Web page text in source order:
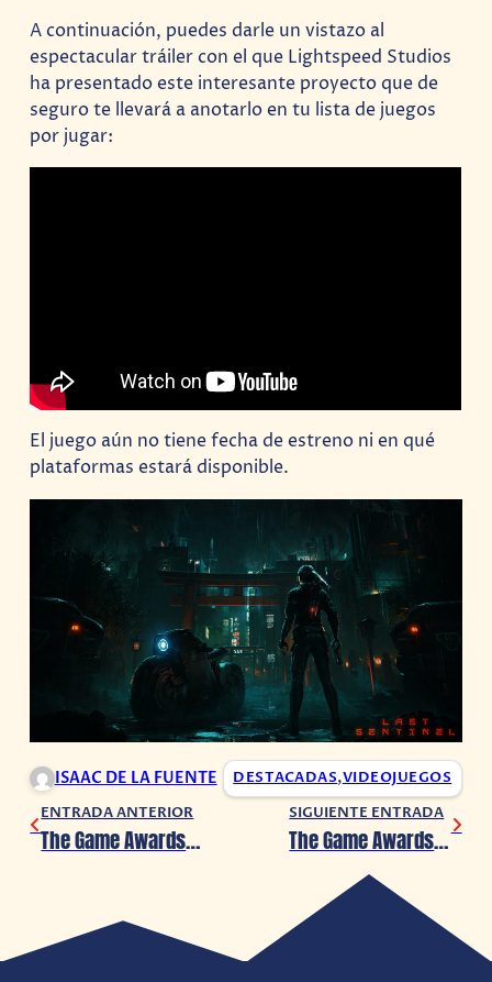
A continuación, puedes darle un vistazo al
espectacular tráiler con el que Lightspeed Studios
ha presentado este interesante proyecto que de
seguro te llevará a anotarlo en tu lista de juegos
por jugar:
El juego aún no tiene fecha de estreno ni en qué
plataformas estará disponible.
ISAAC DE LA FUENTE DESTACADAS,VIDEOJUEGOS
ENTRADA ANTERIOR
The Game Awards 2023: Zenless Zone Zero presenta nuevo avance
SIGUIENTE ENTRADA
The Game Awards 2023: Fallout presenta un nuevo avance